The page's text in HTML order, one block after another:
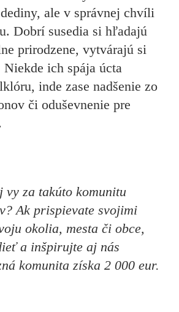
ale v správnej chvíli
Dobrí susedia si hľadajú
prirodzene, vytvárajú si
ich spája úcta
inde zase nadšenie zo
či oduševnenie pre
vy za takúto komunitu
Ak prispievate svojimi
okolia, mesta či obce,
a inšpirujte aj nás
komunita získa 2 000 eur.